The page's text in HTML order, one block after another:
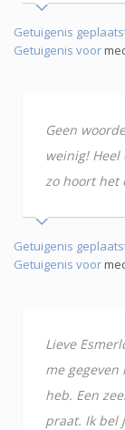
Getuigenis
Getuigenis voor
Geen
weinig!
zo hoort het
Getuigenis
Getuigenis voor
Lieve
me
heb. Een
praat. Ik bel